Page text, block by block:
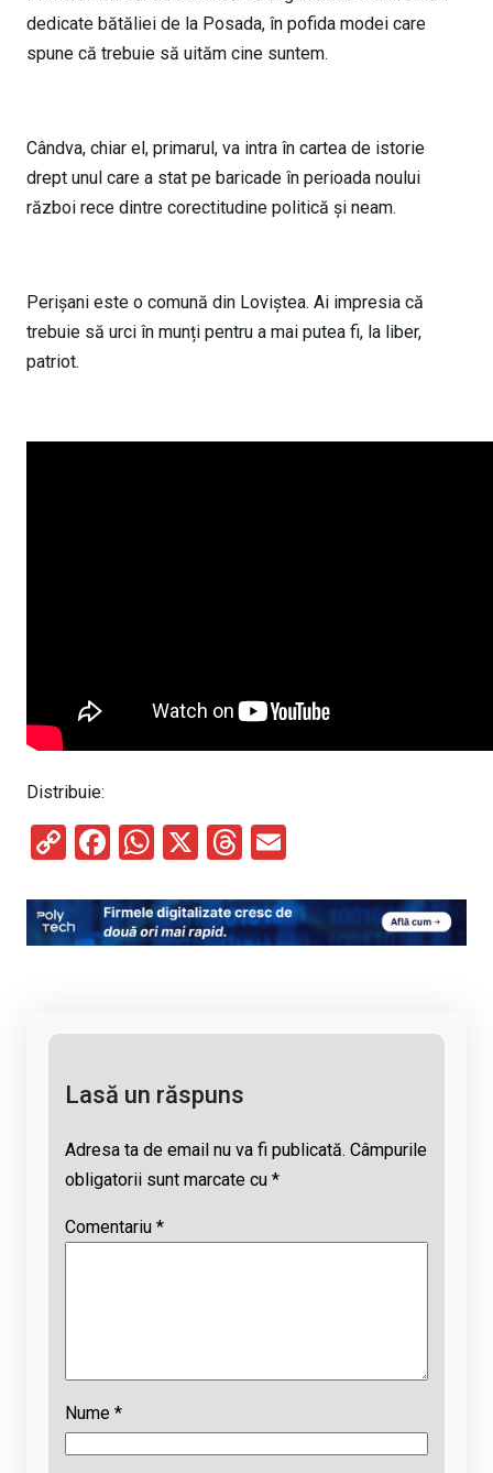
dedicate bătăliei de la Posada, în pofida modei care
spune că trebuie să uităm cine suntem.
Cândva, chiar el, primarul, va intra în cartea de istorie
drept unul care a stat pe baricade în perioada noului
război rece dintre corectitudine politică și neam.
Perișani este o comună din Loviștea. Ai impresia că
trebuie să urci în munți pentru a mai putea fi, la liber,
patriot.
Distribuie:
C
py
Li
F
ce
b
W
at
s
X
T
e
a
ail
Lasă un răspuns
Adresa ta de email nu va fi publicată. Câmpurile
obligatorii sunt marcate cu *
Comentariu *
Nume *